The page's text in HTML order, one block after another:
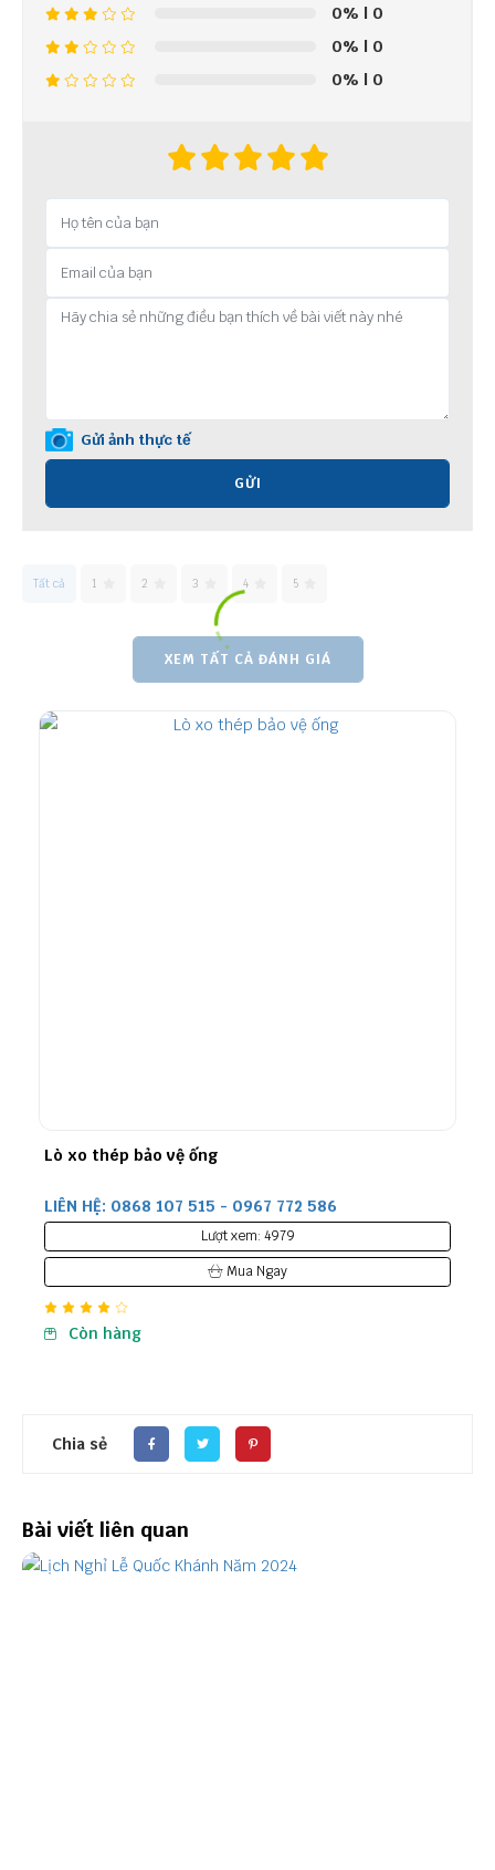
0% | 0
0% | 0
0% | 0
Gửi ảnh thực tế
GỬI
Tất cả 1 2 3 4 5
XEM TẤT CẢ ĐÁNH GIÁ
Lò xo thép bảo vệ ống
LIÊN HỆ: 0868 107 515 - 0967 772 586
Lượt xem: 4979
Mua Ngay
Còn hàng
Chia sẻ
Bài viết liên quan